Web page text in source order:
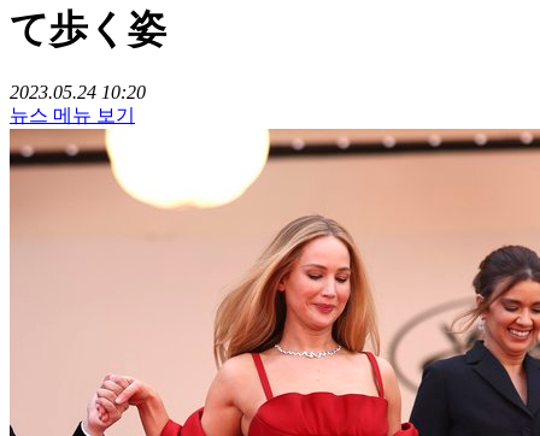
て歩く姿
2023.05.24 10:20
뉴스 메뉴 보기